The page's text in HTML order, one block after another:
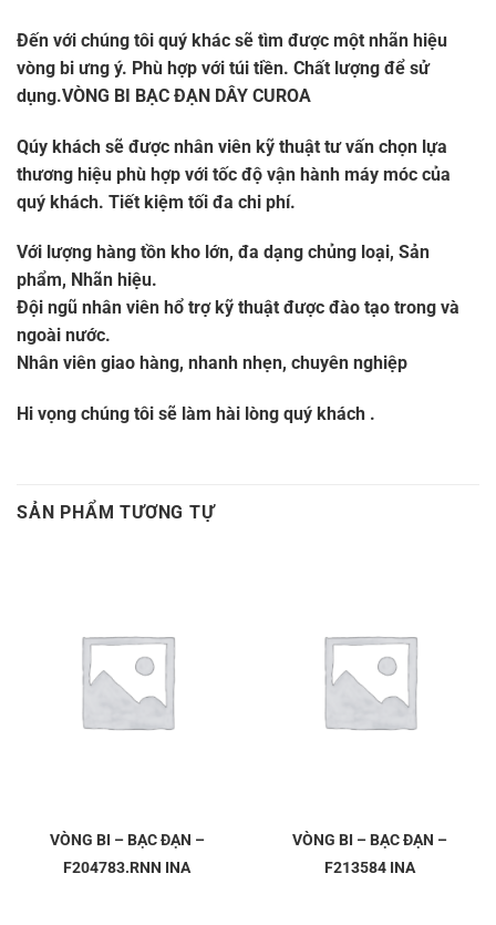
Đến với chúng tôi quý khác sẽ tìm được một nhãn hiệu
vòng bi ưng ý. Phù hợp với túi tiền. Chất lượng để sử
dụng.VÒNG BI BẠC ĐẠN DÂY CUROA
Qúy khách sẽ được nhân viên kỹ thuật tư vấn chọn lựa
thương hiệu phù hợp với tốc độ vận hành máy móc của
quý khách. Tiết kiệm tối đa chi phí.
Với lượng hàng tồn kho lớn, đa dạng chủng loại, Sản
phẩm, Nhãn hiệu.
Đội ngũ nhân viên hổ trợ kỹ thuật được đào tạo trong và
ngoài nước.
Nhân viên giao hàng, nhanh nhẹn, chuyên nghiệp
Hi vọng chúng tôi sẽ làm hài lòng quý khách .
SẢN PHẨM TƯƠNG TỰ
VÒNG BI – BẠC ĐẠN –
F204783.RNN INA
VÒNG BI – BẠC ĐẠN –
F213584 INA